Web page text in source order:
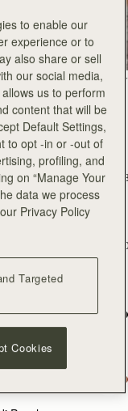
絞り込み・並べ替え：
to enable our
experience or to
also share or sell
our social media,
us to perform
content that will be
Default Settings,
to opt -in or -out of
profiling, and
on “Manage Your
data we process
Privacy Policy
Targeted
Cookies